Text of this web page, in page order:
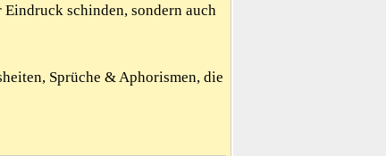
schinden, sondern auch
Sprüche & Aphorismen, die